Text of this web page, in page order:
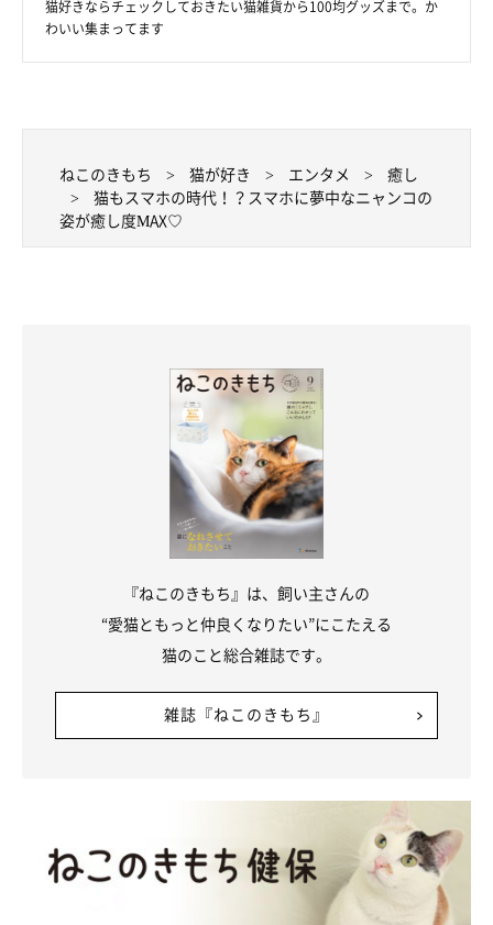
猫好きならチェックしておきたい猫雑貨から100均グッズまで。か
わいい集まってます
ねこのきもち 猫が好き エンタメ
癒し
猫もスマホの時代！？スマホに夢中なニャンコの
姿が癒し度MAX♡
『ねこのきもち』は、飼い主さんの
“愛猫ともっと仲良くなりたい”にこたえる
猫のこと総合雑誌です。
雑誌『ねこのきもち』